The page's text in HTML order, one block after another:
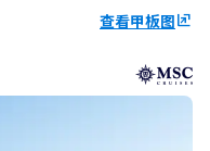
查看甲板图ungroup